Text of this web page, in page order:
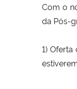
Com o
da Pós-
1)